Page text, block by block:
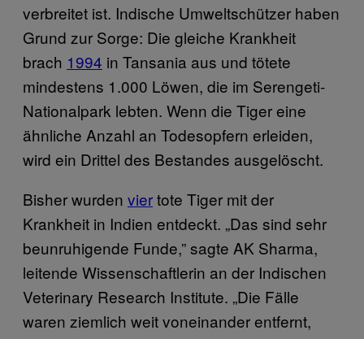
verbreitet ist. Indische Umweltschützer haben
Grund zur Sorge: Die gleiche Krankheit
brach 1994 in Tansania aus und tötete
mindestens 1.000 Löwen, die im Serengeti-
Nationalpark lebten. Wenn die Tiger eine
ähnliche Anzahl an Todesopfern erleiden,
wird ein Drittel des Bestandes ausgelöscht.
Bisher wurden viertote Tiger mit der
Krankheit in Indien entdeckt. „Das sind sehr
beunruhigende Funde,” sagte AK Sharma,
leitende Wissenschaftlerin an der Indischen
Veterinary Research Institute. „Die Fälle
waren ziemlich weit voneinander entfernt,